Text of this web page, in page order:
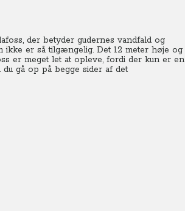
der betyder gudernes vandfald og
ikke er så tilgængelig. Det 12 meter høje og
er meget let at opleve, fordi der kun er en
gå op på begge sider af det